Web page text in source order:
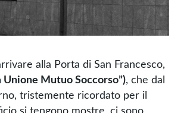
alla Porta di San Francesco,
Unione Mutuo Soccorso”), che dal
tristemente ricordato per il